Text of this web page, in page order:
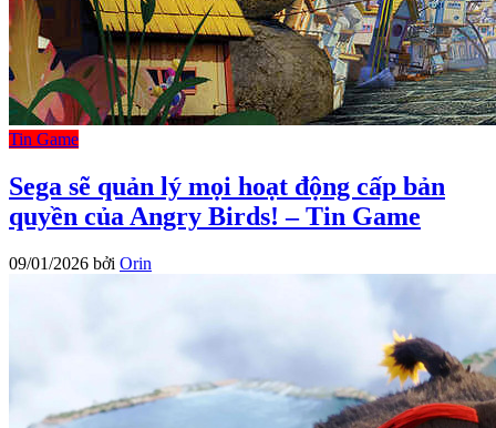
Tin Game
Sega sẽ quản lý mọi hoạt động cấp bản
quyền của Angry Birds! – Tin Game
09/01/2026 bởi Orin